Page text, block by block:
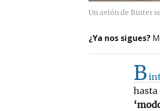
Un avión de Binter
¿Ya nos sigues?
B
hasta